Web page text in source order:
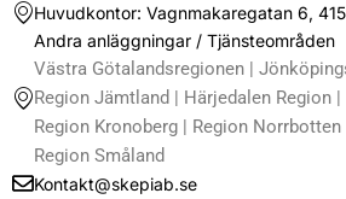
Huvudkontor: Vagnmakaregatan 6,
Andra anläggningar / Tjänsteområden
Västra Götalandsregionen |
Region Jämtland | Härjedalen Region
Region Kronoberg | Region Norrbotten
Region Småland
Kontakt@skepiab.se